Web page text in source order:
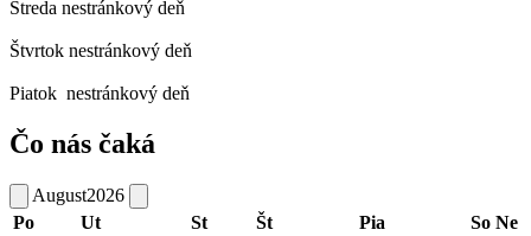
Streda nestránkový deň
Štvrtok nestránkový deň
Piatok nestránkový deň
Čo nás čaká
August2026
Po
Ut St Št Pia So Ne